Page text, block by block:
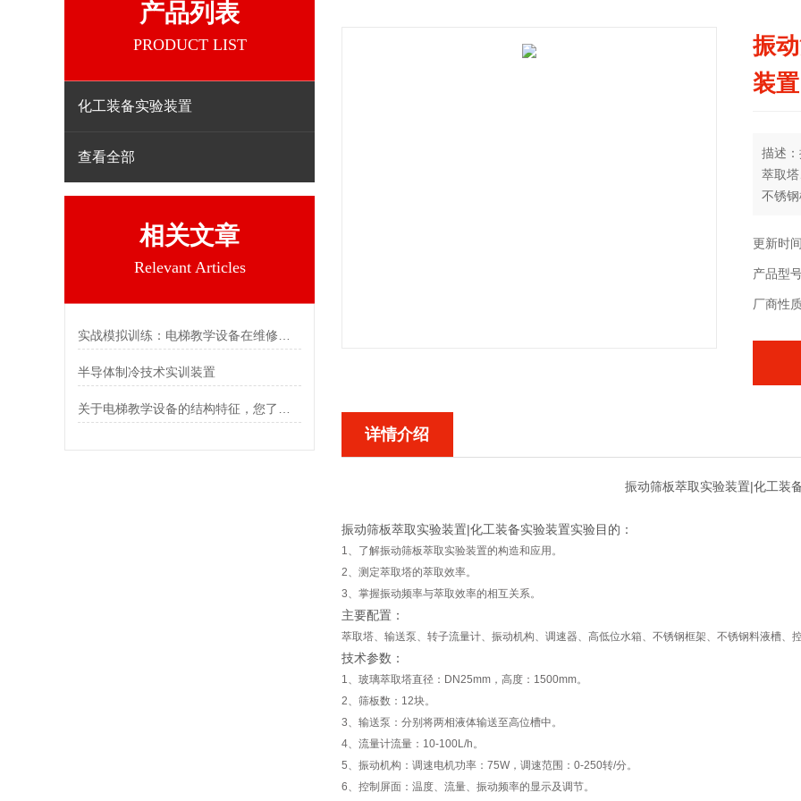
产品列表
PRODUCT LIST
化工装备实验装置
查看全部
相关文章
Relevant Articles
半导体制冷技术实训装置
振
装置
描述
萃取
不锈钢
更新时
产品型
厂商性
详情介绍
振动筛板萃取实验装置|化工装
振动筛板萃取实验装置|化工装备实验装置实验目的：
1、了解振动筛板萃取实验装置的构造和应用。
2、测定萃取塔的萃取效率。
3、掌握振动频率与萃取效率的相互关系。
主要配置：
萃取塔、输送泵、转子流量计、振动机构、调速器、高低位水箱、不锈钢框架、不锈钢料液槽、控
技术参数：
1、玻璃萃取塔直径：DN25mm，高度：1500mm。
2、筛板数：12块。
3、输送泵：分别将两相液体输送至高位槽中。
4、流量计流量：10-100L/h。
5、振动机构：调速电机功率：75W，调速范围：0-250转/分。
6、控制屏面：温度、流量、振动频率的显示及调节。